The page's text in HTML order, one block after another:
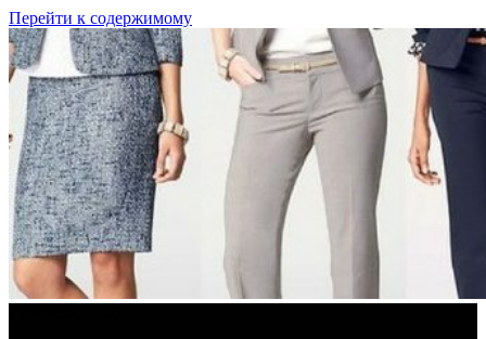
Перейти к содержимому